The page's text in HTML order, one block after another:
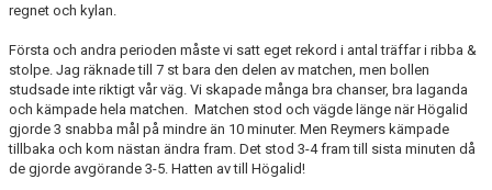
regnet och kylan.
Första och andra perioden måste vi satt eget rekord i antal träffar i ribba &
stolpe. Jag räknade till 7 st bara den delen av matchen, men bollen
studsade inte riktigt vår väg. Vi skapade många bra chanser, bra laganda
och kämpade hela matchen. Matchen stod och vägde länge när Högalid
gjorde 3 snabba mål på mindre än 10 minuter. Men Reymers kämpade
tillbaka och kom nästan ändra fram. Det stod 3-4 fram till sista minuten då
de gjorde avgörande 3-5. Hatten av till Högalid!